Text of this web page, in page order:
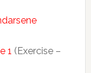
1 (Exercise –